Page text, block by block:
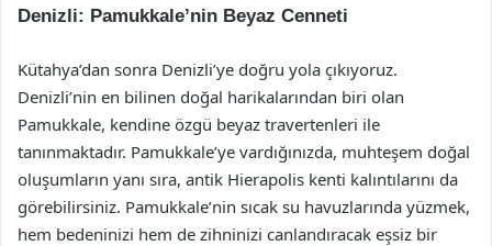
Denizli: Pamukkale’nin Beyaz Cenneti
Kütahya’dan sonra Denizli’ye doğru yola çıkıyoruz.
Denizli’nin en bilinen doğal harikalarından biri olan
Pamukkale, kendine özgü beyaz travertenleri ile
tanınmaktadır. Pamukkale’ye vardığınızda, muhteşem doğal
oluşumların yanı sıra, antik Hierapolis kenti kalıntılarını da
görebilirsiniz. Pamukkale’nin sıcak su havuzlarında yüzmek,
hem bedeninizi hem de zihninizi canlandıracak eşsiz bir